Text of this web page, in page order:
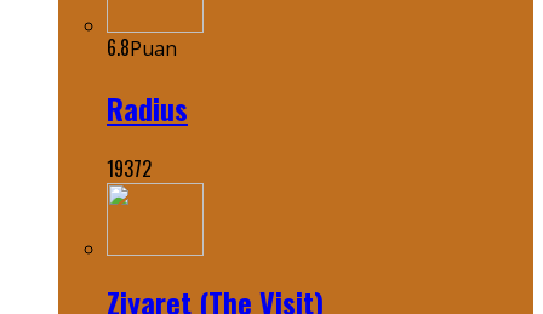
6.8Puan
Radius
19372
Ziyaret (The Visit)